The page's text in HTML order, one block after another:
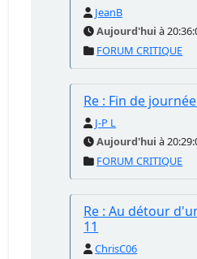
JeanB
Aujourd'hui à
FORUM CRITIQUE
Re : Fin de
J-P L
Aujourd'hui à
FORUM CRITIQUE
Re : Au détour
11
ChrisC06